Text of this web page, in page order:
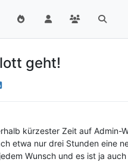
geht!
kürzester Zeit auf Admin-
etwa nur drei Stunden eine
Wunsch und es ist ja